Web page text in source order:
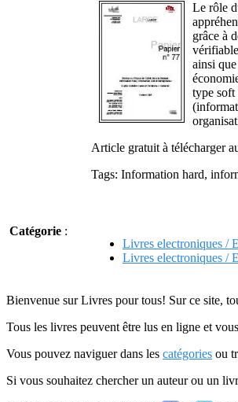
Le rôle
grâce à
ainsi
type soft
Article gratuit à télécharger
Tags: Information hard,
Catégorie :
Livres electroniques /
Livres electroniques /
Bienvenue sur Livres pour tous! Sur ce site,
Tous les livres peuvent être lus en ligne et
Vous pouvez naviguer dans les catégories ou
Si vous souhaitez chercher un auteur ou un